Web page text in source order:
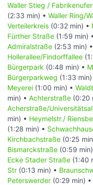
Waller Stieg / Fabrikenufer
(2:33 min) • Waller Ring/
Verteilerkreis (0:32 min) •
Fürther Straße (1:59 min) •
Admiralstraße (2:53 min) •
Hollerallee/Findorffallee
Bürgerpark (0:48 min) •
Bürgerparkweg (1:33 min)
Meyerei (1:00 min) •
min) • Achterstraße (0:20
Acherstraße/
min) • Heymelstr./
(1:28 min) •
Kirchbachstraße (0:25
Bismarckstraße (0:59
Ecke Stader Straße (1:40
Str (0:13 min) •
Peterswerder (0:29 min) •